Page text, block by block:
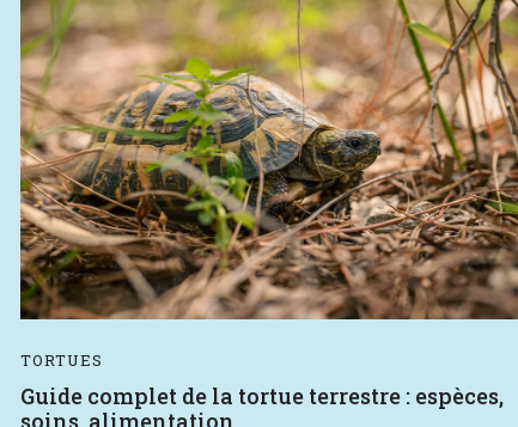
TORTUES
Guide complet de la tortue terrestre : espèces,
soins, alimentation